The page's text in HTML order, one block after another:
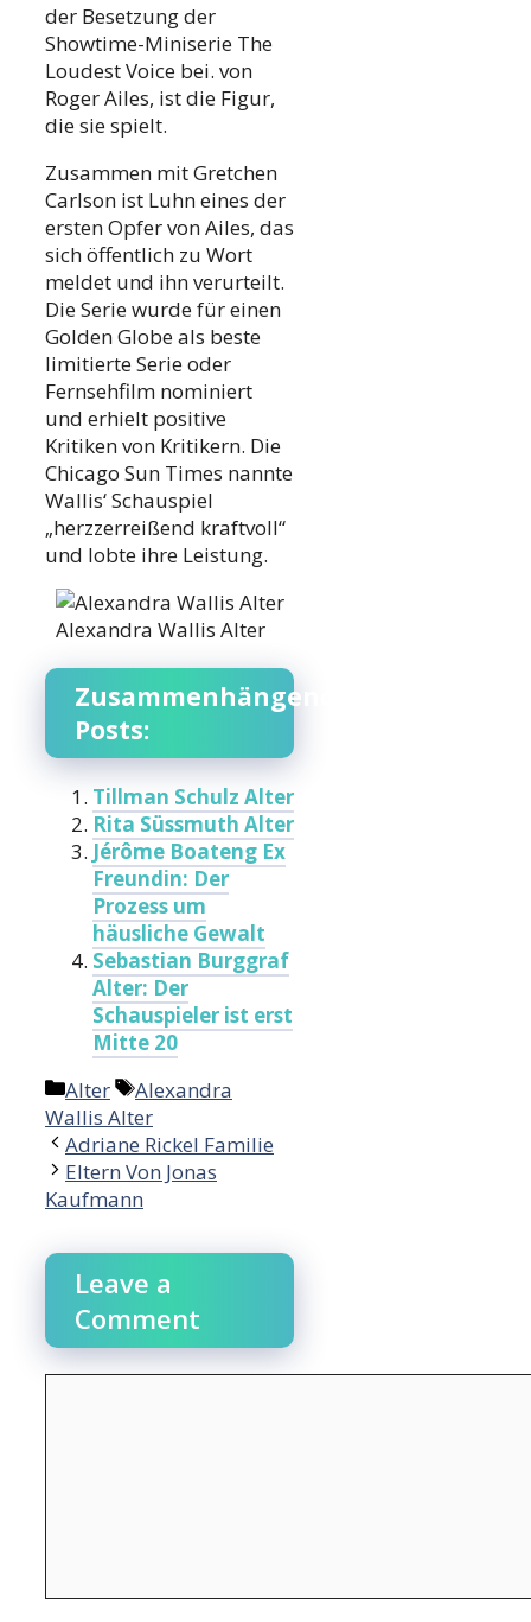
der Besetzung der
Showtime-Miniserie The
Loudest Voice bei. von
Roger Ailes, ist die Figur,
die sie spielt.
Zusammen mit Gretchen
Carlson ist Luhn eines der
ersten Opfer von Ailes, das
sich öffentlich zu Wort
meldet und ihn verurteilt.
Die Serie wurde für einen
Golden Globe als beste
limitierte Serie oder
Fernsehfilm nominiert
und erhielt positive
Kritiken von Kritikern. Die
Chicago Sun Times nannte
Wallis‘ Schauspiel
„herzzerreißend kraftvoll“
und lobte ihre Leistung.
Alexandra Wallis Alter
Zusammenhängende
Posts:
Tillman Schulz Alter
Rita Süssmuth Alter
Jérôme Boateng Ex
Freundin: Der
Prozess um
häusliche Gewalt
Sebastian Burggraf
Alter: Der
Schauspieler ist erst
Mitte 20
Categories
Alter Tags
Alexandra
Wallis Alter
Adriane Rickel Familie
Eltern Von Jonas
Kaufmann
Leave a
Comment